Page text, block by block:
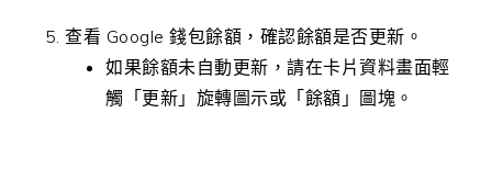
查看 Google 錢包餘額，確認餘額是否更新。
如果餘額未自動更新，請在卡片資料畫面輕
觸「更新」旋轉圖示或「餘額」圖塊。